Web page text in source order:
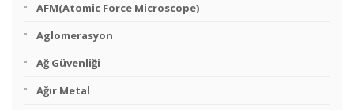
AFM(Atomic Force Microscope)
Aglomerasyon
Ağ Güvenliği
Ağır Metal